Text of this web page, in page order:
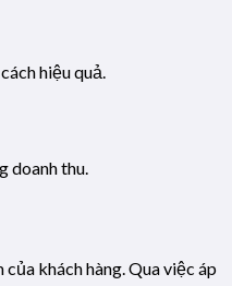
hiệu quả.
doanh thu.
khách hàng. Qua việc áp